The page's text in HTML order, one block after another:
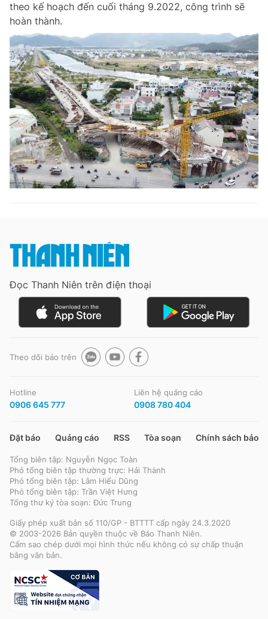
theo kế hoạch đến cuối tháng 9.2022, công trình sẽ
hoàn thành.
Đọc Thanh Niên trên điện thoại
Theo dõi báo trên
Hotline
0906 645 777
Liên hệ quảng cáo
0908 780 404
Đặt báo Quảng cáo RSS Tòa soạn Chính sách bảo
Tổng biên tập: Nguyễn Ngọc Toàn
Phó tổng biên tập thường trực: Hải Thành
Phó tổng biên tập: Lâm Hiếu Dũng
Phó tổng biên tập: Trần Việt Hưng
Tổng thư ký tòa soạn: Đức Trung
Giấy phép xuất bản số 110/GP - BTTTT cấp ngày 24.3.2020
© 2003-2026 Bản quyền thuộc về Báo Thanh Niên.
Cấm sao chép dưới mọi hình thức nếu không có sự chấp thuận
bằng văn bản.